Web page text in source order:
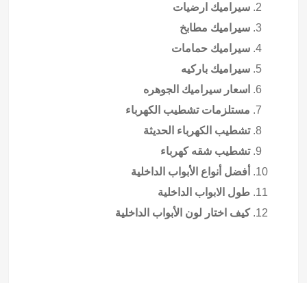
سيراميك ارضيات
سيراميك مطابخ
سيراميك حمامات
سيراميك باركيه
اسعار سيراميك الجوهره
مستلزمات تشطيب الكهرباء
تشطيب الكهرباء الحديثة
تشطيب شقه كهرباء
أفضل أنواع الأبواب الداخلية
طول الابواب الداخلية
كيف اختار لون الأبواب الداخلية